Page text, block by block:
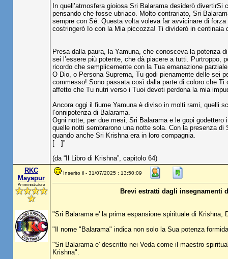
In quell’atmosfera gioiosa Sri Balarama desiderò
pensando che fosse ubriaco. Molto contrariato, Sri
sempre con Sé. Questa volta voleva far avvicinare di
costringerò Io con la Mia piccozza! Ti dividerò in centinaia
Presa dalla paura, la Yamuna, che conosceva la potenza
sei l’essere più potente, che dà piacere a tutti. Purtroppo,
ricordo che semplicemente con la Tua emanazione
O Dio, o Persona Suprema, Tu godi pienamente delle sei
commesso! Sono passata così dalla parte di coloro che Ti
affetto che Tu nutri verso i Tuoi devoti perdona la mia
Ancora oggi il fiume Yamuna è diviso in molti rami, quelli
l’onnipotenza di Balarama.
Ogni notte, per due mesi, Sri Balarama e le gopi
quelle notti sembrarono una notte sola. Con la presenza
quando anche Sri Krishna era in loro compagnia.
[…]”
(da “Il Libro di Krishna”, capitolo 64)
RKC
Mayapur
Amministratore
Inserito il - 31/07/2025 : 13:50:09
Brevi estratti dagli insegnamenti
"Sri Balarama e' la prima espansione spirituale di
"Il nome "Balarama" indica non solo la Sua potenza
"Sri Balarama e' descritto nei Veda come il maestro
Krishna".